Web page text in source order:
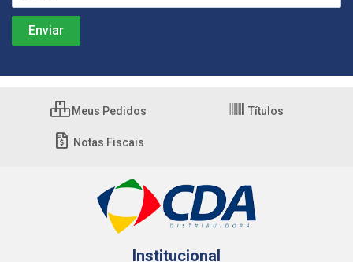
Meus Pedidos Títulos
Notas Fiscais
Institucional